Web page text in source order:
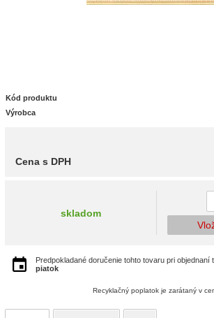
Kód produktu
Výrobca
Cena s DPH
skladom
Predpokladané doručenie tohto tovaru pri objednaní
piatok
Recyklačný poplatok je zarátaný v